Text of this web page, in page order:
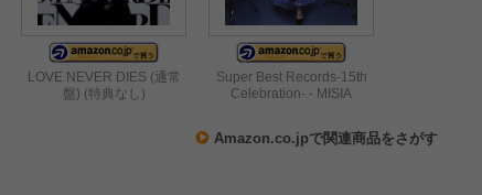
LOVE NEVER DIES (通常
盤) (特典なし)
Super Best Records-15th
Celebration- - MISIA
Amazon.co.jpで関連商品をさがす